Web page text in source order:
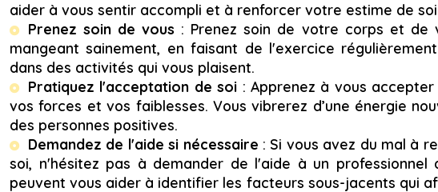
aider à vous sentir accompli et à renforcer votre estime de
Prenez soin de vous : Prenez soin de votre corps et de
mangeant sainement, en faisant de l'exercice
dans des activités qui vous plaisent.
Pratiquez l'acceptation de soi : Apprenez à vous
vos forces et vos faiblesses. Vous vibrerez d’une énergie
des personnes positives.
Demandez de l'aide si nécessaire : Si vous avez du mal à
soi, n'hésitez pas à demander de l'aide à un professionnel
peuvent vous aider à identifier les facteurs sous-jacents qui